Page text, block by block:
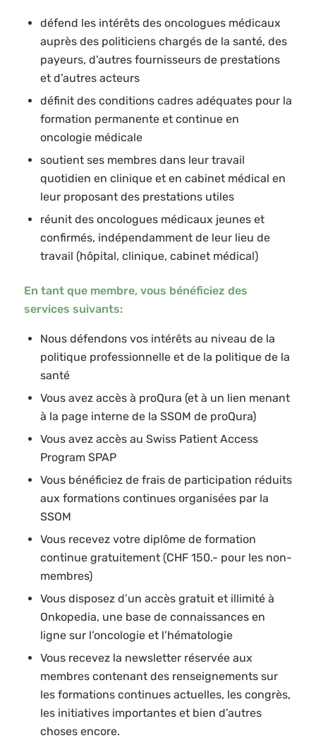
défend les intérêts des oncologues médicaux
auprès des politiciens chargés de la santé, des
payeurs, d’autres fournisseurs de prestations
et d’autres acteurs
définit des conditions cadres adéquates pour la
formation permanente et continue en
oncologie médicale
soutient ses membres dans leur travail
quotidien en clinique et en cabinet médical en
leur proposant des prestations utiles
réunit des oncologues médicaux jeunes et
confirmés, indépendamment de leur lieu de
travail (hôpital, clinique, cabinet médical)
En tant que membre, vous bénéficiez des
services suivants:
Nous défendons vos intérêts au niveau de la
politique professionnelle et de la politique de la
santé
Vous avez accès à proQura (et à un lien menant
à la page interne de la SSOM de proQura)
Vous avez accès au Swiss Patient Access
Program SPAP
Vous bénéficiez de frais de participation réduits
aux formations continues organisées par la
SSOM
Vous recevez votre diplôme de formation
continue gratuitement (CHF 150.- pour les non-
membres)
Vous disposez d’un accès gratuit et illimité à
Onkopedia, une base de connaissances en
ligne sur l’oncologie et l’hématologie
Vous recevez la newsletter réservée aux
membres contenant des renseignements sur
les formations continues actuelles, les congrès,
les initiatives importantes et bien d’autres
choses encore.